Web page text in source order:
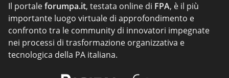
Il portaleforumpa.it, testata online di FPA, è il più
importante luogo virtuale di approfondimento e
confronto tra le community di innovatori impegnate
nei processi di trasformazione organizzativa e
tecnologica della PA italiana.